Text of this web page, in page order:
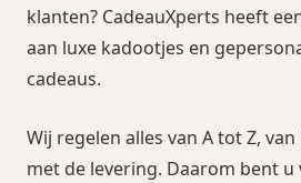
klanten? CadeauXperts heeft
aan luxe kadootjes en
cadeaus.
Wij regelen alles van A tot Z,
met de levering. Daarom bent u